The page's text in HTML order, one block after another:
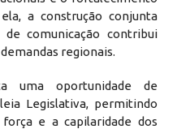
a construção conjunta
comunicação contribui
regionais.
uma oportunidade de
Legislativa, permitindo
e a capilaridade dos